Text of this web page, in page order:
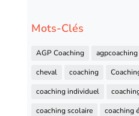
Mots-Clés
AGP Coaching agpcoaching
cheval
coaching
coaching individuel
coaching scolaire
coaching